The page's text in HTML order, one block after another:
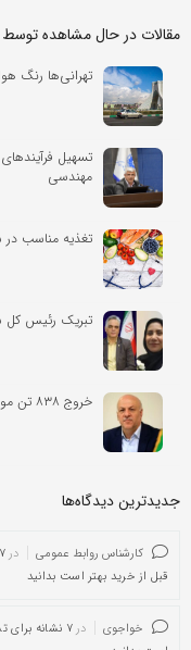
مقالات در حال مشاهده توسط
تهرانی‌ها رنگ
تسهیل
مهندسی
تغذیه مناسب در
تبریک رئیس کل
خروج ۸۳۸ تن مواد غذایی فاسد از چرخه مصرف
جدیدترین دیدگاه‌‌ها
کارشناس روابط عمومی در
قبل از خرید بهتر است بدانید
خواجوی در
۷ نشانه